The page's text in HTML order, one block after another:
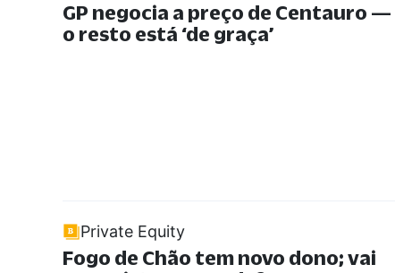
GP negocia a preço de Centauro —
o resto está ‘de graça’
Private Equity
Fogo de Chão tem novo dono; vai